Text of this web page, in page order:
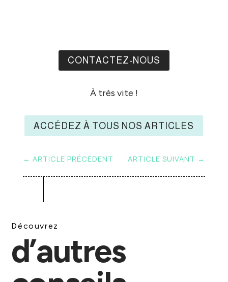
CONTACTEZ-NOUS
À très vite !
ACCÉDEZ À TOUS NOS ARTICLES
← ARTICLE PRÉCÉDENT ARTICLE SUIVANT →
Découvrez
d’autres